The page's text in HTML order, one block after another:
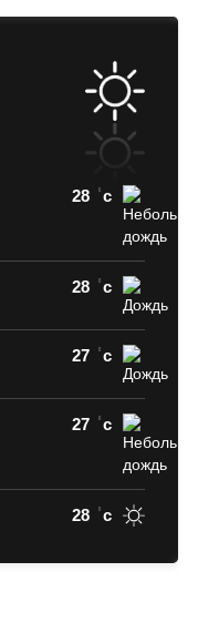
28 c
28 c
27 c
27 c
28 c